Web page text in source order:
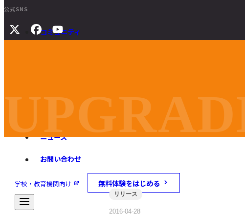
コミュニティ
旧バージョンダウンロード
ニュース
お問い合わせ
学校・教育機関向け 無料体験をはじめる
公式SNS
リリース
2016-04-28